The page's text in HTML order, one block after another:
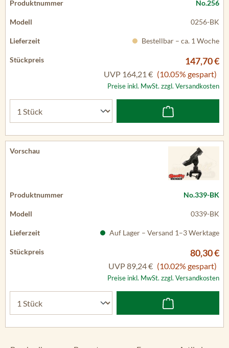
No.256
0256-BK
Bestellbar – ca. 1 Woche
147,70 €
UVP 164,21 € (10.05% gespart)
Preise inkl. MwSt. zzgl. Versandkosten
No.339-BK
0339-BK
Auf Lager – Versand 1–3 Werktage
80,30 €
UVP89,24 € (10.02% gespart)
Preise inkl. MwSt. zzgl. Versandkosten